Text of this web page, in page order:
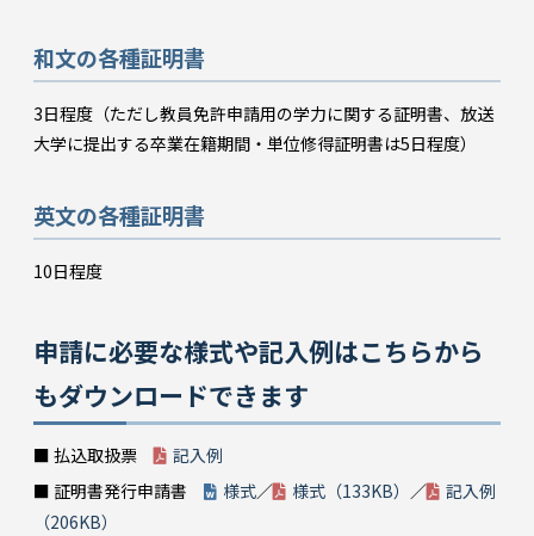
和文の各種証明書
3日程度（ただし教員免許申請用の学力に関する証明書、放送
大学に提出する卒業在籍期間・単位修得証明書は5日程度）
英文の各種証明書
10日程度
申請に必要な様式や記入例はこちらから
もダウンロードできます
■ 払込取扱票
記入例
■ 証明書発行申請書
様式／ 様式（133KB） ／
記入例
（206KB）